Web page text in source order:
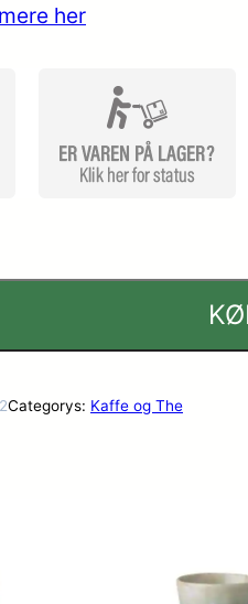
her
Categorys: Kaffe og The